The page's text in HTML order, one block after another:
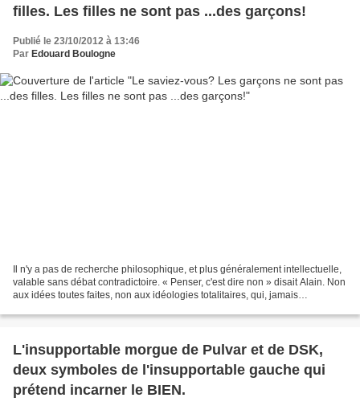
filles. Les filles ne sont pas ...des garçons!
Publié le 23/10/2012 à 13:46
Par Edouard Boulogne
Il n'y a pas de recherche philosophique, et plus généralement intellectuelle,
valable sans débat contradictoire. « Penser, c'est dire non » disait Alain. Non
aux idées toutes faites, non aux idéologies totalitaires, qui, jamais
L'insupportable morgue de Pulvar et de DSK,
deux symboles de l'insupportable gauche qui
prétend incarner le BIEN.